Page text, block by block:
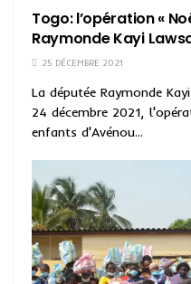
Togo: l’opération «
Raymonde Kayi
25 DÉCEMBRE 2021
La députée Raymonde
24 décembre 2021,
enfants d'Avénou...